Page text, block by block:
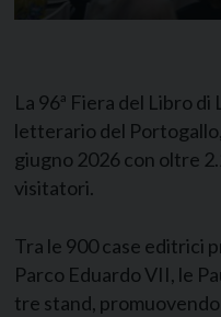
La 96ª Fiera del Libro
letterario del
giugno 2026 con oltre
visitatori.
Tra le 900 case editrici
Parco Eduardo VII, le
tre stand,